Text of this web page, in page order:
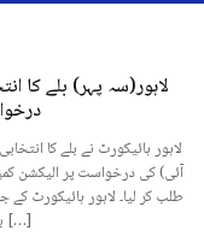
لاہور(سہ پہر) بلے کا
آئی) کی درخواست پر الیکشن
بینچ نے پی ٹی آئی پی ٹی آئی […]